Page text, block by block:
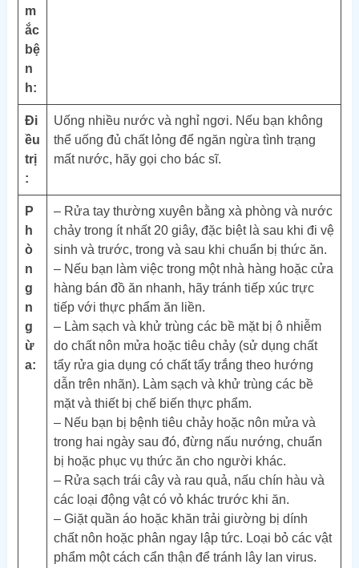
m
ắc
bệ
n
h:
Đi
ều
trị
:
Uống nhiều nước và nghỉ ngơi. Nếu bạn không
thể uống đủ chất lỏng để ngăn ngừa tình trạng
mất nước, hãy gọi cho bác sĩ.
P
h
ò
n
g
n
g
ừ
a:
– Rửa tay thường xuyên bằng xà phòng và nước
chảy trong ít nhất 20 giây, đặc biệt là sau khi đi vệ
sinh và trước, trong và sau khi chuẩn bị thức ăn.
– Nếu bạn làm việc trong một nhà hàng hoặc cửa
hàng bán đồ ăn nhanh, hãy tránh tiếp xúc trực
tiếp với thực phẩm ăn liền.
– Làm sạch và khử trùng các bề mặt bị ô nhiễm
do chất nôn mửa hoặc tiêu chảy (sử dụng chất
tẩy rửa gia dụng có chất tẩy trắng theo hướng
dẫn trên nhãn). Làm sạch và khử trùng các bề
mặt và thiết bị chế biến thực phẩm.
– Nếu bạn bị bệnh tiêu chảy hoặc nôn mửa và
trong hai ngày sau đó, đừng nấu nướng, chuẩn
bị hoặc phục vụ thức ăn cho người khác.
– Rửa sạch trái cây và rau quả, nấu chín hàu và
các loại động vật có vỏ khác trước khi ăn.
– Giặt quần áo hoặc khăn trải giường bị dính
chất nôn hoặc phân ngay lập tức. Loại bỏ các vật
phẩm một cách cẩn thận để tránh lây lan virus.